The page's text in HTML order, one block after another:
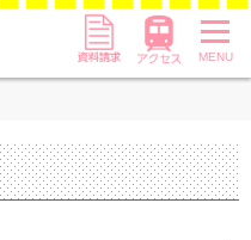
MENU
資料請求 アクセス